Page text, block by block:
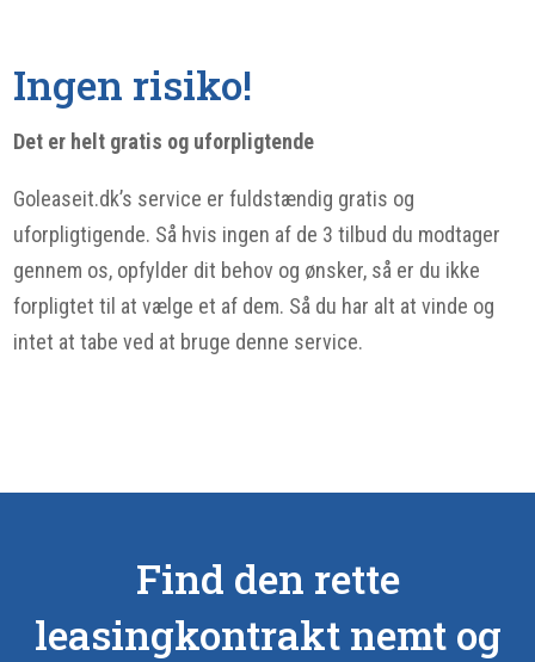
Ingen risiko!
Det er helt gratis og uforpligtende
Goleaseit.dk’s service er fuldstændig gratis og
uforpligtigende. Så hvis ingen af de 3 tilbud du modtager
gennem os, opfylder dit behov og ønsker, så er du ikke
forpligtet til at vælge et af dem. Så du har alt at vinde og
intet at tabe ved at bruge denne service.
Find den rette
leasingkontrakt nemt og